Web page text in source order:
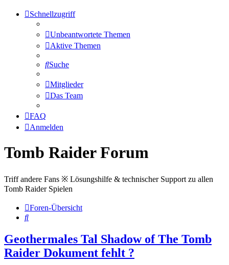
Schnellzugriff
Unbeantwortete Themen
Aktive Themen
Suche
Mitglieder
Das Team
FAQ
Anmelden
Tomb Raider Forum
Triff andere Fans ※ Lösungshilfe & technischer Support zu allen
Tomb Raider Spielen
Foren-Übersicht
Suche
Geothermales Tal Shadow of The Tomb
Raider Dokument fehlt ?